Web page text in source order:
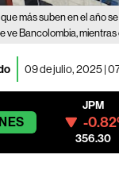
más suben en el año
ve Bancolombia,
09 de julio, 2025 |
JPM
-
356.30